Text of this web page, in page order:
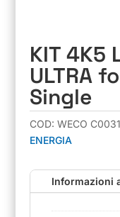
KIT 4K5
ULTRA
Single
COD:WECO
ENERGIA
Informazioni